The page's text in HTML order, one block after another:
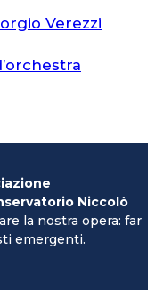
Verezzi
Niccolò
la nostra opera: far
emergenti.